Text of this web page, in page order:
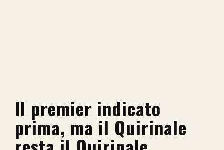
Il premier indicato
prima, ma il Quirinale